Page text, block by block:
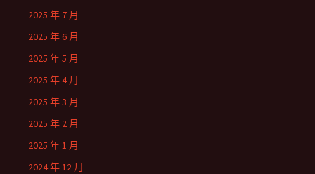
2025 年 7 月
2025 年 6 月
2025 年 5 月
2025 年 4 月
2025 年 3 月
2025 年 2 月
2025 年 1 月
2024 年 12 月